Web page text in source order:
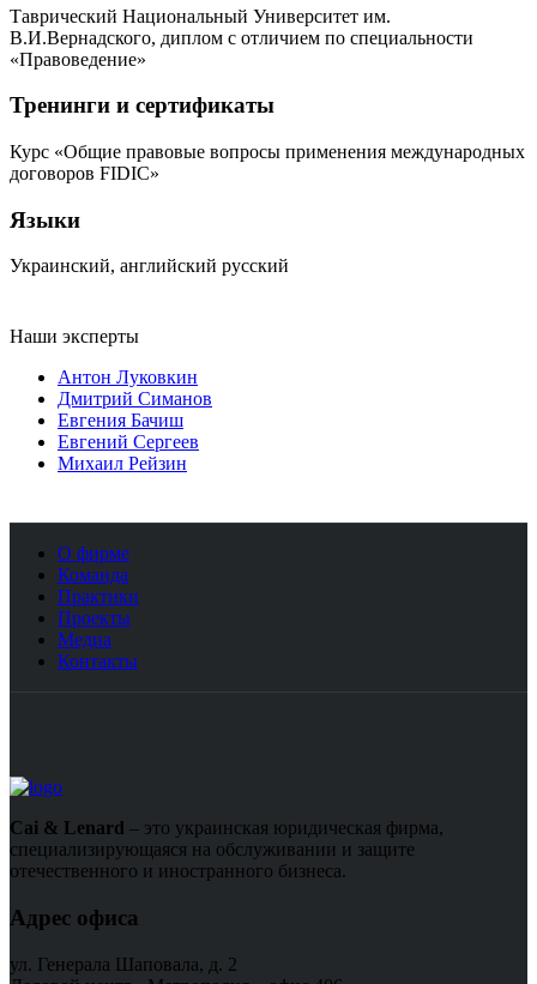
Таврический Национальный Университет им.
В.И.Вернадского, диплом с отличием по специальности
«Правоведение»
Тренинги и сертификаты
Курс «Общие правовые вопросы применения международных
договоров FIDIC»
Языки
Украинский, английский русский
Наши эксперты
Антон Луковкин
Дмитрий Симанов
Евгения Бачиш
Евгений Сергеев
Михаил Рейзин
О фирме
Команда
Практики
Проекты
Медиа
Контакты
Cai & Lenard – это украинская юридическая фирма,
специализирующаяся на обслуживании и защите
отечественного и иностранного бизнеса.
Адрес офиса
ул. Генерала Шаповала, д. 2